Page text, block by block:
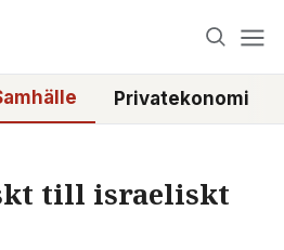
Privatekonomi
till israeliskt